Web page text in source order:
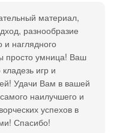
материал,
разнообразие
и наглядного
просто умница! Ваш
игр и
Удачи Вам в вашей
наилучшего и
успехов в
Спасибо!